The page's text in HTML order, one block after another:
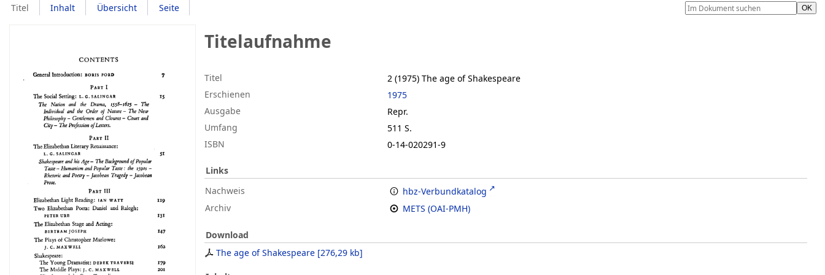
Titel Inhalt Übersicht Seite
Titelaufnahme
Titel 2 (1975) The age of Shakespeare
Erschienen
1975
Ausgabe
Repr.
Umfang
511 S.
ISBN
0-14-020291-9
Links
Nachweis
hbz-Verbundkatalog
Archiv
METS (OAI-PMH)
Download
The age of Shakespeare [276,29 kb]